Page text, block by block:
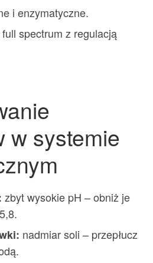
i enzymatyczne.
spectrum z regulacją
w systemie
zbyt wysokie pH – obniż je
nadmiar soli – przepłucz